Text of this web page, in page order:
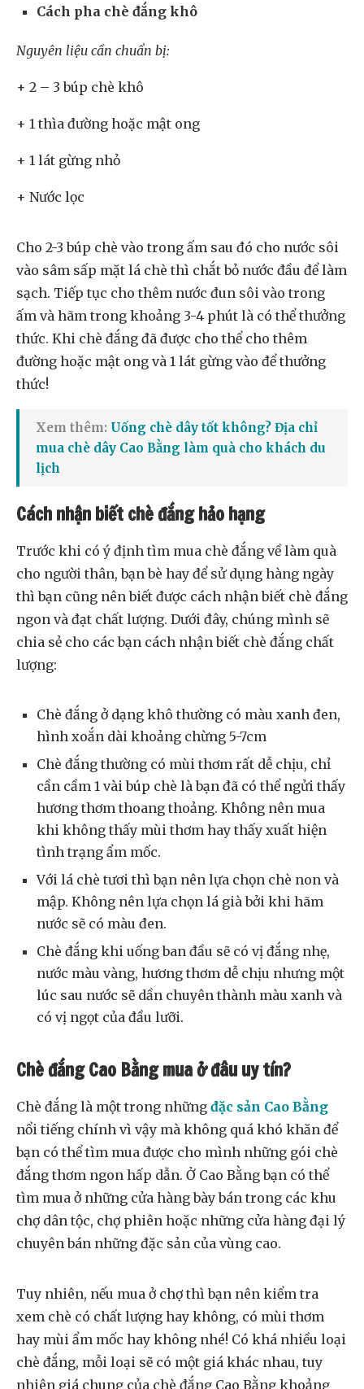
Cách pha chè đắng khô
Nguyên liệu cần chuẩn bị:
+ 2 – 3 búp chè khô
+ 1 thìa đường hoặc mật ong
+ 1 lát gừng nhỏ
+ Nước lọc
Cho 2-3 búp chè vào trong ấm sau đó cho nước sôi
vào sâm sấp mặt lá chè thì chắt bỏ nước đầu để làm
sạch. Tiếp tục cho thêm nước đun sôi vào trong
ấm và hãm trong khoảng 3-4 phút là có thể thưởng
thức. Khi chè đắng đã được cho thể cho thêm
đường hoặc mật ong và 1 lát gừng vào để thưởng
thức!
Xem thêm: Uống chè dây tốt không? Địa chỉ
mua chè dây Cao Bằng làm quà cho khách du
lịch
Cách nhận biết chè đắng hảo hạng
Trước khi có ý định tìm mua chè đắng về làm quà
cho người thân, bạn bè hay để sử dụng hàng ngày
thì bạn cũng nên biết được cách nhận biết chè đắng
ngon và đạt chất lượng. Dưới đây, chúng mình sẽ
chia sẻ cho các bạn cách nhận biết chè đắng chất
lượng:
Chè đắng ở dạng khô thường có màu xanh đen,
hình xoắn dài khoảng chừng 5-7cm
Chè đắng thường có mùi thơm rất dễ chịu, chỉ
cần cầm 1 vài búp chè là bạn đã có thể ngửi thấy
hương thơm thoang thoảng. Không nên mua
khi không thấy mùi thơm hay thấy xuất hiện
tình trạng ẩm mốc.
Với lá chè tươi thì bạn nên lựa chọn chè non và
mập. Không nên lựa chọn lá già bởi khi hãm
nước sẽ có màu đen.
Chè đắng khi uống ban đầu sẽ có vị đắng nhẹ,
nước màu vàng, hương thơm dễ chịu nhưng một
lúc sau nước sẽ dần chuyên thành màu xanh và
có vị ngọt của đầu lưỡi.
Chè đắng Cao Bằng mua ở đâu uy tín?
Chè đắng là một trong những đặc sản Cao Bằng
nổi tiếng chính vì vậy mà không quá khó khăn để
bạn có thể tìm mua được cho mình những gói chè
đắng thơm ngon hấp dẫn. Ở Cao Bằng bạn có thể
tìm mua ở những cửa hàng bày bán trong các khu
chợ dân tộc, chợ phiên hoặc những cửa hàng đại lý
chuyên bán những đặc sản của vùng cao.
Tuy nhiên, nếu mua ở chợ thì bạn nên kiểm tra
xem chè có chất lượng hay không, có mùi thơm
hay mùi ẩm mốc hay không nhé! Có khá nhiều loại
chè đắng, mỗi loại sẽ có một giá khác nhau, tuy
nhiên giá chung của chè đắng Cao Bằng khoảng